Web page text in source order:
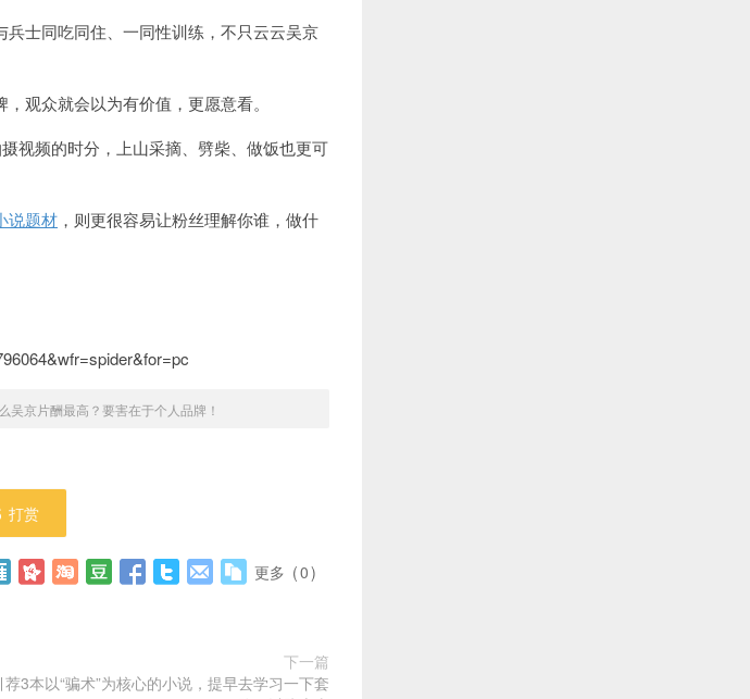
兵士同吃同住、一同性训练，不只云云吴京
观众就会以为有价值，更愿意看。
视频的时分，上山采摘、劈柴、做饭也更可
说题材 ，则更很容易让粉丝理解你谁，做什
吴京片酬最高？要害在于个人品牌！
打赏
更多 (0)
下一篇
荐3本以“骗术”为核心的小说，提早去学习一下套